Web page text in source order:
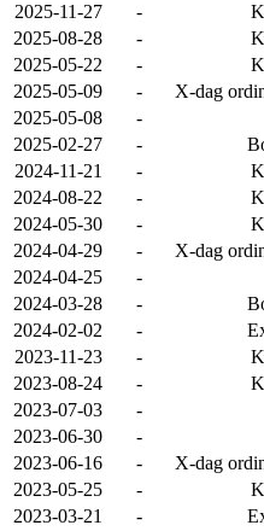
2025-11-27
-
2025-08-28
-
2025-05-22
-
2025-05-09
-
X-dag
2025-05-08
-
2025-02-27
-
2024-11-21
-
2024-08-22
-
2024-05-30
-
2024-04-29
-
X-dag
2024-04-25
-
2024-03-28
-
2024-02-02
-
2023-11-23
-
2023-08-24
-
2023-07-03
-
2023-06-30
-
2023-06-16
-
X-dag
2023-05-25
-
2023-03-21
-